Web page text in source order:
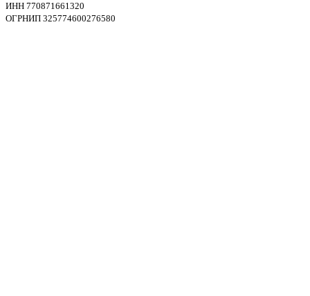
ИНН 770871661320
ОГРНИП 325774600276580